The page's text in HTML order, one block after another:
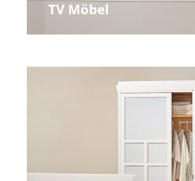
TV Möbel